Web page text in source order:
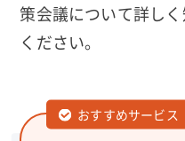
策会議について詳し
ください。
おすすめサービス